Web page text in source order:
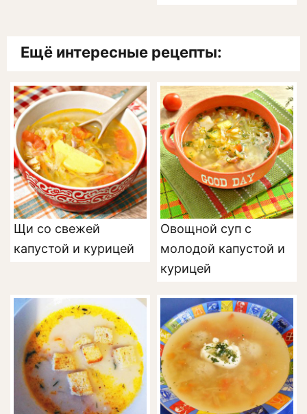
Ещё интересные рецепты:
Щи со свежей
капустой и курицей
Овощной суп с
молодой капустой и
курицей